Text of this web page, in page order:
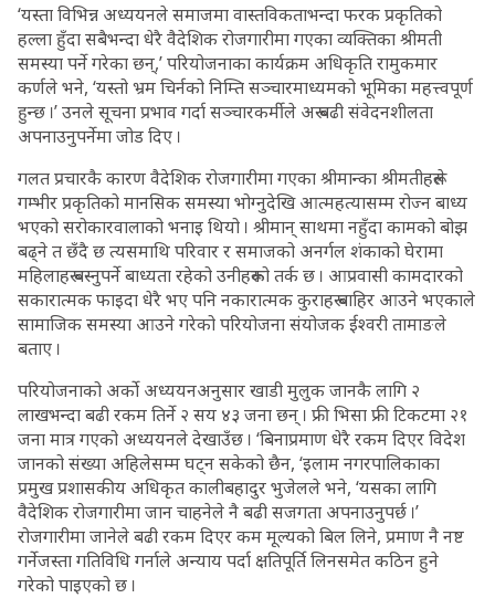
‘यस्ता विभिन्न अध्ययनले समाजमा वास्तविकताभन्दा फरक प्रकृतिको
हल्ला हुँदा सबैभन्दा धेरै वैदेशिक रोजगारीमा गएका व्यक्तिका श्रीमती
समस्या पर्ने गरेका छन्,’ परियोजनाका कार्यक्रम अधिकृति रामुकमार
कर्णले भने, ‘यस्तो भ्रम चिर्नको निम्ति सञ्चारमाध्यमको भूमिका महत्त्वपूर्ण
हुन्छ ।’ उनले सूचना प्रभाव गर्दा सञ्चारकर्मीले अरू बढी संवेदनशीलता
अपनाउनुपर्नेमा जोड दिए ।
गलत प्रचारकै कारण वैदेशिक रोजगारीमा गएका श्रीमान्का श्रीमतीहरूले
गम्भीर प्रकृतिको मानसिक समस्या भोग्नुदेखि आत्महत्यासम्म रोज्न बाध्य
भएको सरोकारवालाको भनाइ थियो । श्रीमान् साथमा नहुँदा कामको बोझ
बढ्ने त छँदै छ त्यसमाथि परिवार र समाजको अनर्गल शंकाको घेरामा
महिलाहरू बस्नुपर्ने बाध्यता रहेको उनीहरूको तर्क छ । आप्रवासी कामदारको
सकारात्मक फाइदा धेरै भए पनि नकारात्मक कुराहरू बाहिर आउने भएकाले
सामाजिक समस्या आउने गरेको परियोजना संयोजक ईश्वरी तामाङले
बताए ।
परियोजनाको अर्को अध्ययनअनुसार खाडी मुलुक जानकै लागि २
लाखभन्दा बढी रकम तिर्ने २ सय ४३ जना छन् । फ्री भिसा फ्री टिकटमा २१
जना मात्र गएको अध्ययनले देखाउँछ । ‘बिनाप्रमाण धेरै रकम दिएर विदेश
जानको संख्या अहिलेसम्म घट्न सकेको छैन, ‘इलाम नगरपालिकाका
प्रमुख प्रशासकीय अधिकृत कालीबहादुर भुजेलले भने, ‘यसका लागि
वैदेशिक रोजगारीमा जान चाहनेले नै बढी सजगता अपनाउनुपर्छ ।’
रोजगारीमा जानेले बढी रकम दिएर कम मूल्यको बिल लिने, प्रमाण नै नष्ट
गर्नेजस्ता गतिविधि गर्नाले अन्याय पर्दा क्षतिपूर्ति लिनसमेत कठिन हुने
गरेको पाइएको छ ।